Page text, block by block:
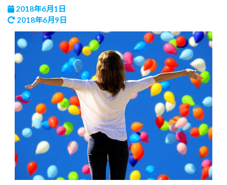
2018年6月1日
2018年6月9日